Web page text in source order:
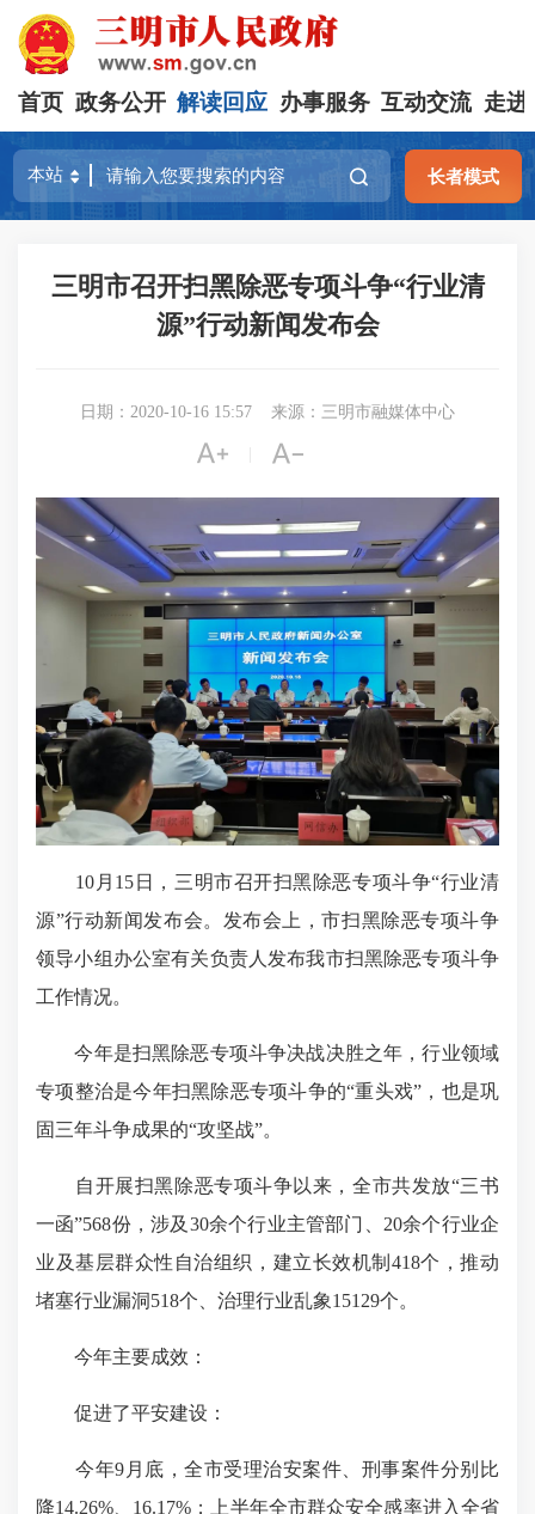
首页 政务公开 解读回应 办事服务 互动交流 走进
长者模式
三明市召开扫黑除恶专项斗争“行业清
源”行动新闻发布会
日期：2020-10-16 15:57 来源：三明市融媒体中心
 
10月15日，三明市召开扫黑除恶专项斗争“行业清
源”行动新闻发布会。发布会上，市扫黑除恶专项斗争
领导小组办公室有关负责人发布我市扫黑除恶专项斗争
工作情况。
今年是扫黑除恶专项斗争决战决胜之年，行业领域
专项整治是今年扫黑除恶专项斗争的“重头戏”，也是巩
固三年斗争成果的“攻坚战”。
自开展扫黑除恶专项斗争以来，全市共发放“三书
一函”568份，涉及30余个行业主管部门、20余个行业企
业及基层群众性自治组织，建立长效机制418个，推动
堵塞行业漏洞518个、治理行业乱象15129个。
今年主要成效：
促进了平安建设：
今年9月底，全市受理治安案件、刑事案件分别比
降14.26%、16.17%；上半年全市群众安全感率进入全省